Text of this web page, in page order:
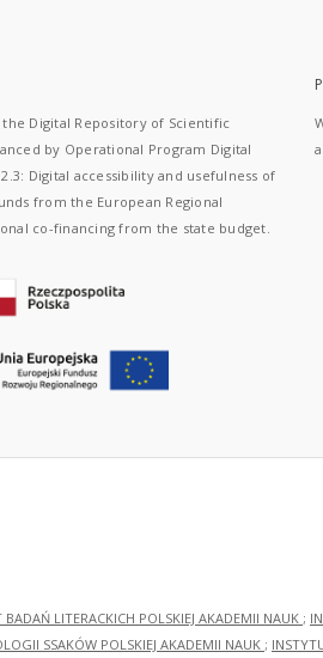
Digital Repository of Scientific
by Operational Program Digital
Digital accessibility and usefulness of
from the European Regional
co-financing from the state budget.
BADAŃ LITERACKICH POLSKIEJ AKADEMII NAUK ;
SSAKÓW POLSKIEJ AKADEMII NAUK ;